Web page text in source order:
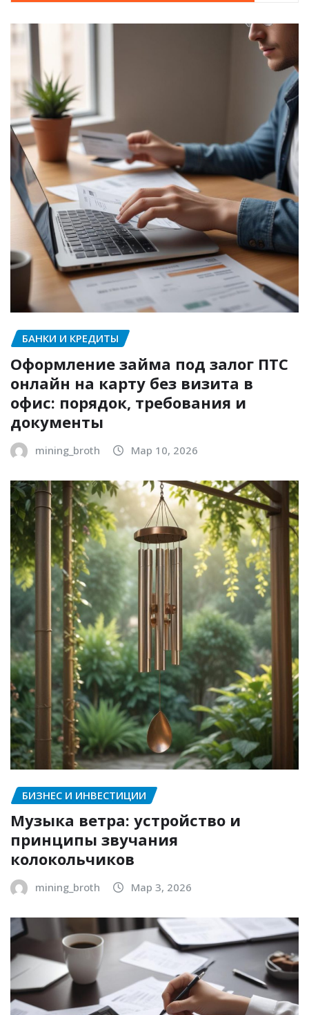
БАНКИ И КРЕДИТЫ
Оформление займа под залог ПТС
онлайн на карту без визита в
офис: порядок, требования и
документы
mining_broth Мар 10, 2026
БИЗНЕС И ИНВЕСТИЦИИ
Музыка ветра: устройство и
принципы звучания
колокольчиков
mining_broth Мар 3, 2026